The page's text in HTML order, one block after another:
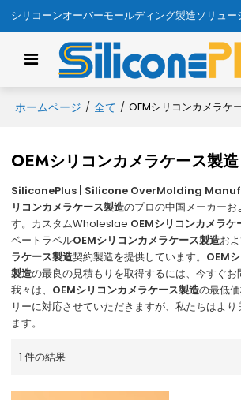
シリコーンオーバーモールディング製造ソリュー
ホームページ / 全て / OEMシリコンカメラケ
OEMシリコンカメラケース製造
SiliconePlus | Silicone OverMolding
リコンカメラケース製造のプロの中国メーカー
す。カスタムWholeslae OEMシリコンカメラケ
ベートラベルOEMシリコンカメラケース製造お
ラケース製造契約製造を提供しています。 OEM
製造の最良の見積もりを取得するには、今すぐお
我々は、 OEMシリコンカメラケース製造の最低
リーに対応させていただきますが、私たちはよ
ます。
1 件の結果